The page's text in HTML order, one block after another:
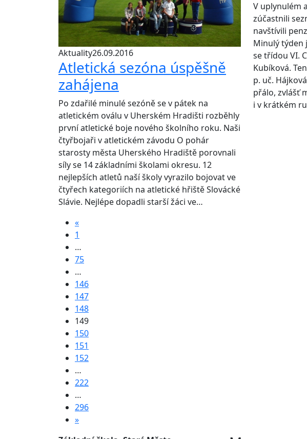
Aktuality26.09.2016
Atletická sezóna úspěšně
zahájena
Po zdařilé minulé sezóně se v pátek na
atletickém oválu v Uherském Hradišti rozběhly
první atletické boje nového školního roku. Naši
čtyřbojaři v atletickém závodu O pohár
starosty města Uherského Hradiště porovnali
síly se 14 základními školami okresu. 12
nejlepších atletů naší školy vyrazilo bojovat ve
čtyřech kategoriích na atletické hřiště Slovácké
Slávie. Nejlépe dopadli starší žáci ve…
V uplynulém
zúčastnili
navštívili
Minulý týden
se třídou VI.
Kubíková.
p. uč.
přálo, zvlášť
i v krátkém
«
1
…
75
…
146
147
148
149
150
151
152
…
222
…
296
»